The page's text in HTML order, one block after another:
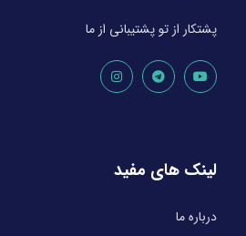
پشتکار از تو پشتیبانی از ما
لینک های مفید
درباره ما